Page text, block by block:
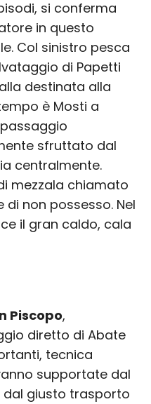
si conferma
in questo
Col sinistro pesca
di Papetti
destinata alla
è Mosti a
sfruttato dal
centralmente.
mezzala chiamato
non possesso. Nel
il gran caldo, cala
Piscopo,
diretto di Abate
tecnica
supportate dal
giusto trasporto